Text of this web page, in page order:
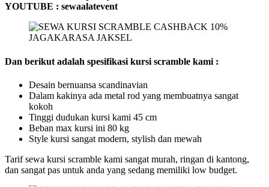
YOUTUBE : sewaalatevent
Dan berikut adalah spesifikasi kursi scramble kami :
Desain bernuansa scandinavian
Dalam kakinya ada metal rod yang membuatnya sangat
kokoh
Tinggi dudukan kursi kami 45 cm
Beban max kursi ini 80 kg
Style kursi sangat modern, stylish dan mewah
Tarif sewa kursi scramble kami sangat murah, ringan di kantong,
dan sangat pas untuk anda yang sedang memiliki low budget.